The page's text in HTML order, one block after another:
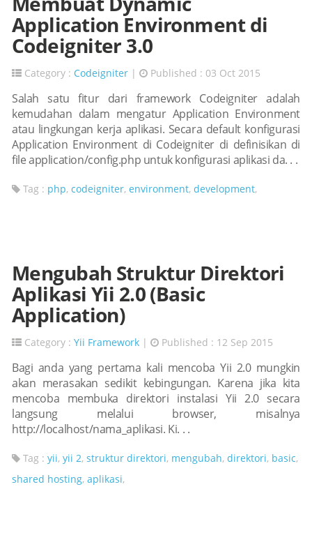
Application Environment di
Codeigniter 3.0
Category : Codeigniter | Published : 03 Oct 2015
Salah satu fitur dari framework Codeigniter adalah
kemudahan dalam mengatur Application Environment
atau lingkungan kerja aplikasi. Secara default konfigurasi
Application Environment di Codeigniter di definisikan di
file application/config.php untuk konfigurasi aplikasi da. . .
Tag : php, codeigniter, environment, development,
Mengubah Struktur Direktori
Aplikasi Yii 2.0 (Basic
Application)
Category : Yii Framework | Published : 12 Sep 2015
Bagi anda yang pertama kali mencoba Yii 2.0 mungkin
akan merasakan sedikit kebingungan. Karena jika kita
mencoba membuka direktori instalasi Yii 2.0 secara
langsung melalui browser, misalnya
http://localhost/nama_aplikasi. Ki. . .
Tag : yii, yii 2, struktur direktori, mengubah, direktori, basic,
shared hosting, aplikasi,